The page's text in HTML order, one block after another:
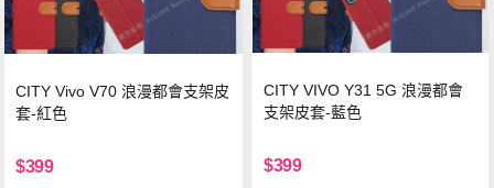
CITY Vivo V70 浪漫都會支架皮
套-紅色
$399
CITY VIVO Y31 5G 浪漫都會
支架皮套-藍色
$399